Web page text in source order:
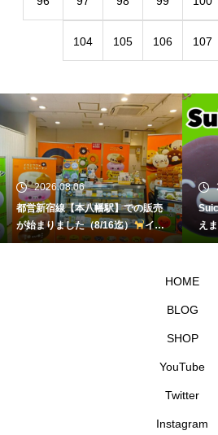
104 105 106 107
2026.08.06
都営新宿線【本八幡駅】での販売
が始まりました（8/16迄）
イク
ミママのどうぶつドーナツ
え
売）
HOME
BLOG
SHOP
YouTube
Twitter
Instagram